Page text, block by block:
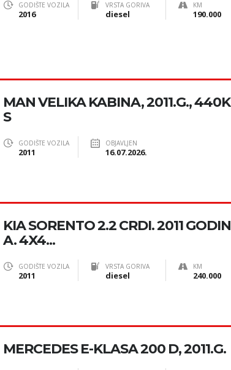
GODIŠTE VOZILA
2016
VRSTA GORIVA
diesel
KM
190.000
MAN VELIKA KABINA, 2011.G., 440K
S
GODIŠTE VOZILA
2011
OBJAVLJEN
16.07.2026.
KIA SORENTO 2.2 CRDI. 2011 GODIN
A. 4X4...
GODIŠTE VOZILA
2011
VRSTA GORIVA
diesel
KM
240.000
MERCEDES E-KLASA 200 D, 2011.G.